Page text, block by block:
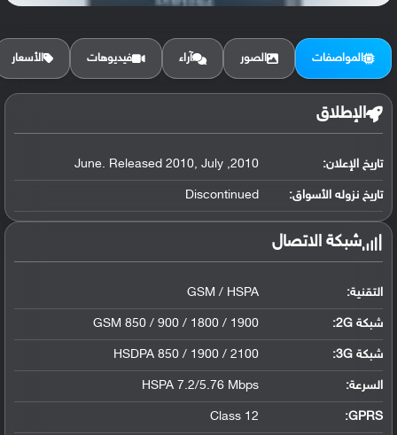
الرام / التخزين:
المواصفات الصور آراء فيديوهات الأسعار
الإطلاق
تاريخ الإعلان: 2010, June. Released 2010, July
تاريخ نزوله الأسواق: Discontinued
شبكة الاتصال
التقنية: GSM / HSPA
شبكة 2G: GSM 850 / 900 / 1800 / 1900
شبكة 3G :
HSDPA 850 / 1900 / 2100
السرعة: HSPA 7.2/5.76 Mbps
GPRS:
Class 12